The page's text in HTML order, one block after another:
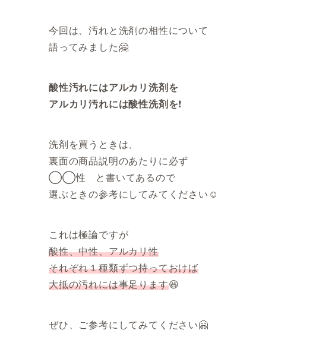
今回は、汚れと洗剤の相性について
語ってみました🤗
酸性汚れにはアルカリ洗剤を
アルカリ汚れには酸性洗剤を❗️
洗剤を買うときは、
裏面の商品説明のあたりに必ず
◯◯性 と書いてあるので
選ぶときの参考にしてみてください☺️
これは極論ですが
酸性、中性、アルカリ性
それぞれ１種類ずつ持っておけば
大抵の汚れには事足ります😆
ぜひ、ご参考にしてみてください🤗